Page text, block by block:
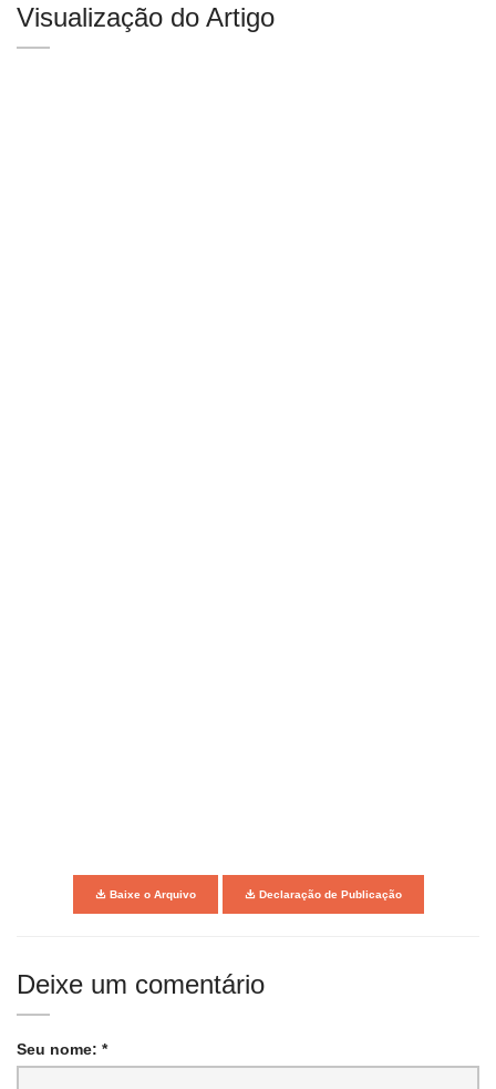
Visualização do Artigo
Baixe o Arquivo Declaração de Publicação
Deixe um comentário
Seu nome: *